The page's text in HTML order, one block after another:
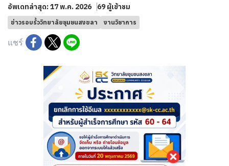
อัพเดทล่าสุด: 17 พ.ค. 2026 69 ผู้เข้าชม
ข่าวรอบรั้ววิทยาลัยชุมชนสงขลา งานวิชาการ
แชร์